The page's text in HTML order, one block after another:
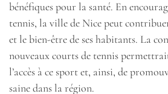
bénéfiques pour la santé. En
tennis, la ville de Nice peut
et le bien-être de ses habitants. La
nouveaux courts de tennis
l’accès à ce sport et, ainsi, de
saine dans la région.